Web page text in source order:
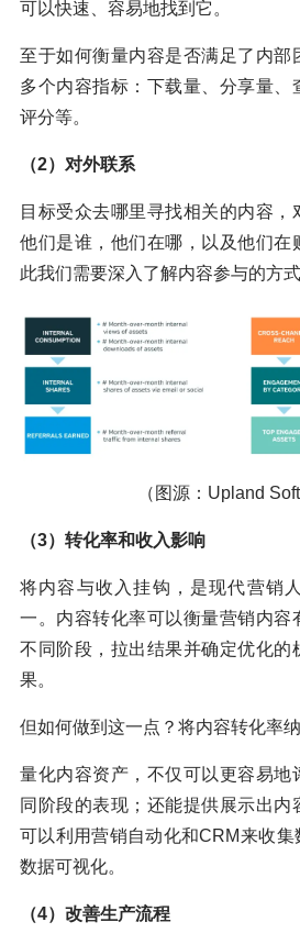
可以快速、容易地找到它。
至于如何衡量内容是否满足了内部
多个内容指标：下载量、分享量、
评分等。
（2）对外联系
目标受众去哪里寻找相关的内容，
他们是谁，他们在哪，以及他们在
此我们需要深入了解内容参与的方
（图源：Upland
（3）转化率和收入影响
将内容与收入挂钩，是现代营销
一。内容转化率可以衡量营销内容
不同阶段，拉出结果并确定优化的
果。
但如何做到这一点？将内容转化率纳
量化内容资产，不仅可以更容易地
同阶段的表现；还能提供展示出内
可以利用营销自动化和CRM来收
数据可视化。
（4）改善生产流程